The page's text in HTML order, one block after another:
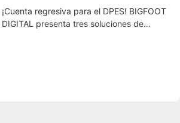
¡Cuenta regresiva para el DPES! BIGFOOT
DIGITAL presenta tres soluciones de